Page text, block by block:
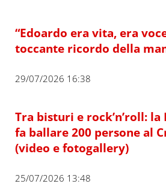
“Edoardo era vita, era
toccante ricordo della
29/07/2026 16:38
Tra bisturi e rock’n’roll: la
fa ballare 200 persone al
(video e fotogallery)
25/07/2026 13:48